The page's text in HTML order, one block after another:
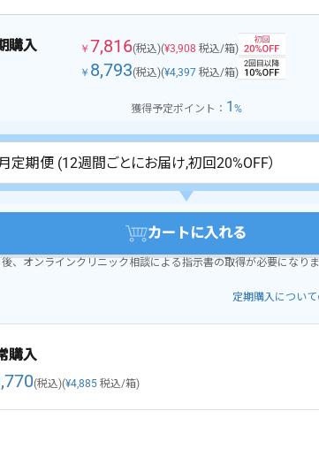
購入 ￥ 7,816(税込)(¥3,908 税込/箱)
￥ 8,793(税込)(¥4,397 税込/箱)
獲得予定ポイント： 1 %
カートに入れる
、オンラインクリニック相談による指示書の取得が必要になり
定期購入につい
購入
(税込)(¥4,885 税込/箱)